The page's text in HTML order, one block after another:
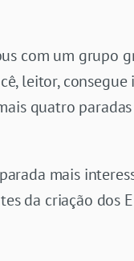
com um grupo
leitor,
quatro
mais
da criação dos